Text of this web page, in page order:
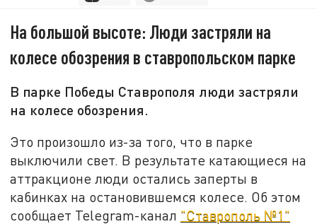
На большой высоте: Люди застряли на
колесе обозрения в ставропольском парке
В парке Победы Ставрополя люди застряли
на колесе обозрения.
Это произошло из-за того, что в парке
выключили свет. В результате катающиеся на
аттракционе люди остались заперты в
кабинках на остановившемся колесе. Об этом
сообщает Telegram-канал "Ставрополь №1"